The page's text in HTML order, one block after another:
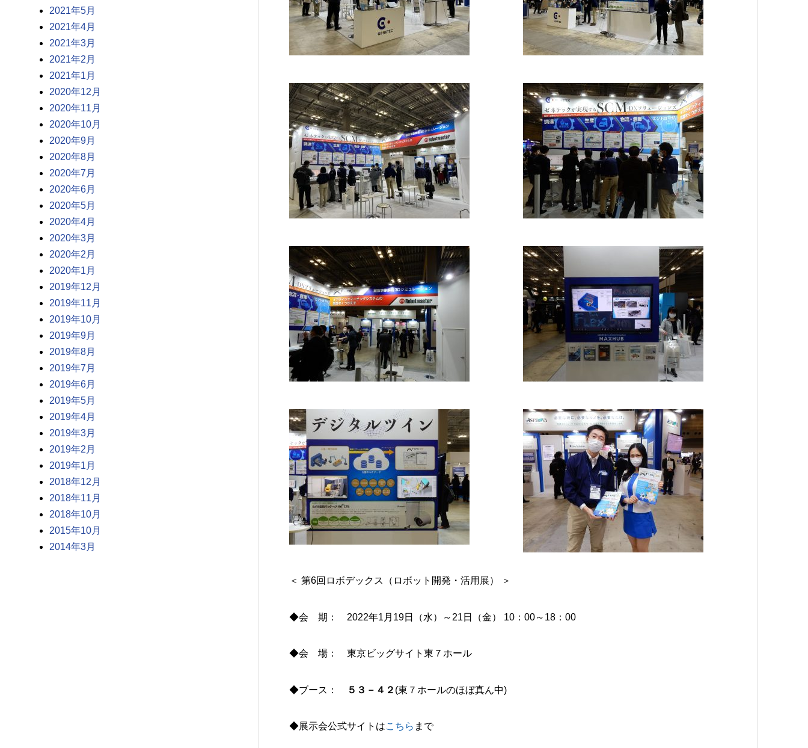
＜ 第6回ロボデックス（ロボット開発・活用展） ＞
◆会 期： 2022年1月19日（水）～21日（金） 10：00～18：00
◆会 場： 東京ビッグサイト東７ホール
◆ブース： ５３－４２ (東７ホールのほぼ真ん中)
◆展示会公式サイトはこちら まで
2021年5月
2021年4月
2021年3月
2021年2月
2021年1月
2020年12月
2020年11月
2020年10月
2020年9月
2020年8月
2020年7月
2020年6月
2020年5月
2020年4月
2020年3月
2020年2月
2020年1月
2019年12月
2019年11月
2019年10月
2019年9月
2019年8月
2019年7月
2019年6月
2019年5月
2019年4月
2019年3月
2019年2月
2019年1月
2018年12月
2018年11月
2018年10月
2015年10月
2014年3月